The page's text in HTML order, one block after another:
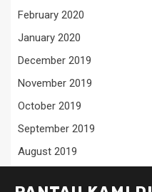
February 2020
January 2020
December 2019
November 2019
October 2019
September 2019
August 2019